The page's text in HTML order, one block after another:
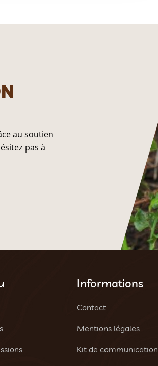
au soutien
pas à
Informations
Contact
Mentions légales
Kit de communication